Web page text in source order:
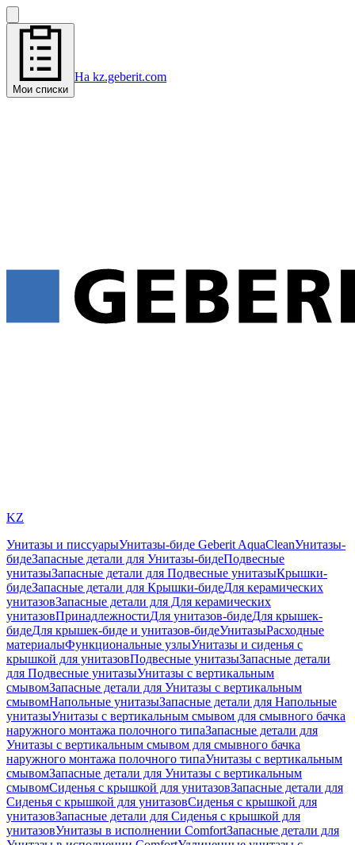
Мои списки
На kz.geberit.com
KZ
Унитазы и писсуарыУнитазы-биде Geberit AquaCleanУнитазы-
бидеЗапасные детали для Унитазы-бидеПодвесные
унитазыЗапасные детали для Подвесные унитазыКрышки-
бидеЗапасные детали для Крышки-бидеДля керамических
унитазовЗапасные детали для Для керамических
унитазовПринадлежностиДля унитазов-бидеДля крышек-
бидеДля крышек-биде и унитазов-бидеУнитазыРасходные
материалыФункциональные узлыУнитазы и сиденья с
крышкой для унитазовПодвесные унитазыЗапасные детали
для Подвесные унитазыУнитазы с вертикальным
смывомЗапасные детали для Унитазы с вертикальным
смывомНапольные унитазыЗапасные детали для Напольные
унитазыУнитазы с вертикальным смывом для смывного бачка
наружного монтажа полочного типаЗапасные детали для
Унитазы с вертикальным смывом для смывного бачка
наружного монтажа полочного типаУнитазы с вертикальным
смывомЗапасные детали для Унитазы с вертикальным
смывомСиденья с крышкой для унитазовЗапасные детали для
Сиденья с крышкой для унитазовСиденья с крышкой для
унитазовЗапасные детали для Сиденья с крышкой для
унитазовУнитазы в исполнении ComfortЗапасные детали для